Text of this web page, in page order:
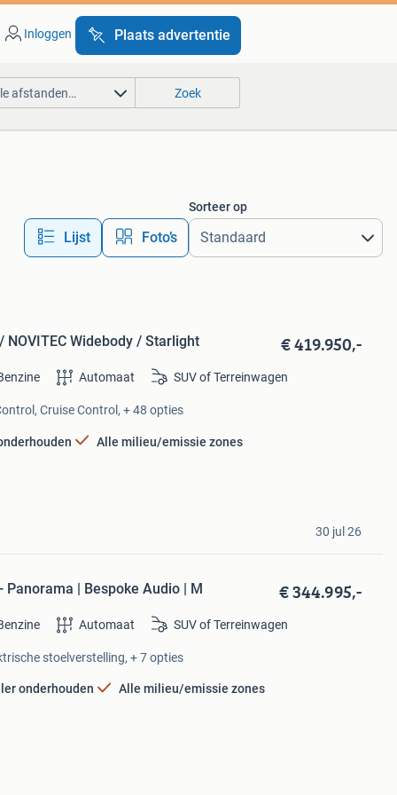
Inloggen Plaats advertentie
afstanden… Zoek
Lijst Foto’s
Sorteer op
NOVITEC Widebody / Starlight € 419.950,-
Automaat SUV of Terreinwagen
Cruise Control, + 48 opties
Alle milieu/emissie zones
30 jul 26
Panorama | Bespoke Audio | M € 344.995,-
Automaat SUV of Terreinwagen
stoelverstelling, + 7 opties
onderhouden Alle milieu/emissie zones